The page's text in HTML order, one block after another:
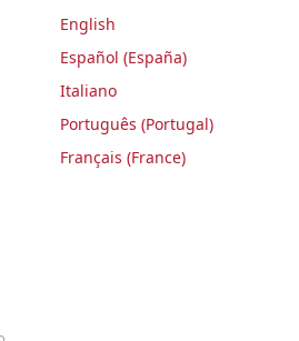
English
Español (España)
Italiano
Português (Portugal)
Français (France)